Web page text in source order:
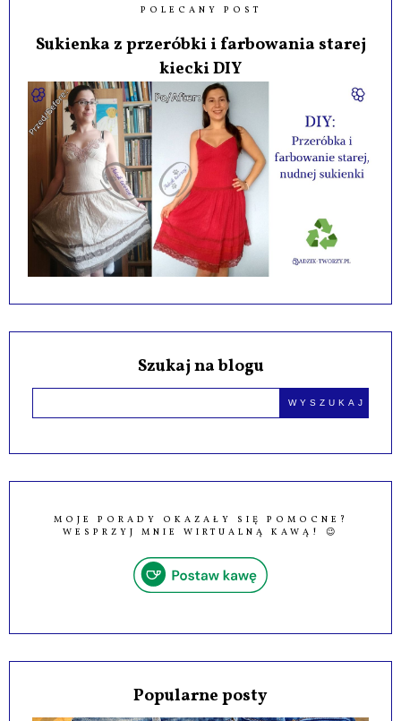
POLECANY POST
Sukienka z przeróbki i farbowania starej
kiecki DIY
Szukaj na blogu
MOJE PORADY OKAZAŁY SIĘ POMOCNE?
WESPRZYJ MNIE WIRTUALNĄ KAWĄ! 😉
Popularne posty